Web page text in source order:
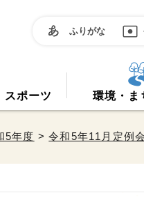
ふりがな
スポーツ 環境・ま
5年度 >令和5年11月定例